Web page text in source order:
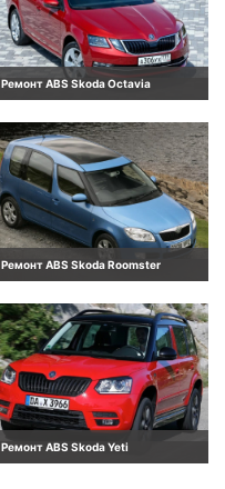
Ремонт ABS Skoda Octavia
Ремонт ABS Skoda Roomster
Ремонт ABS Skoda Yeti